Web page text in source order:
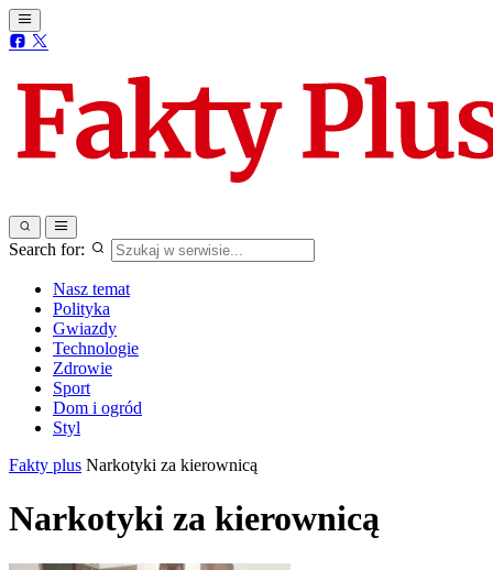
Search for:
Nasz temat
Polityka
Gwiazdy
Technologie
Zdrowie
Sport
Dom i ogród
Styl
Fakty plus Narkotyki za kierownicą
Narkotyki za kierownicą